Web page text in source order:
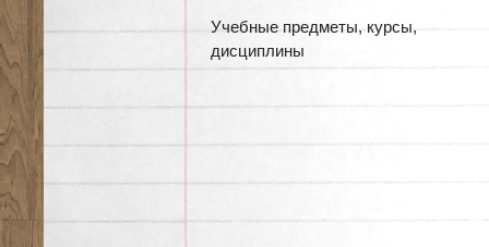
Учебные предметы, курсы,
дисциплины